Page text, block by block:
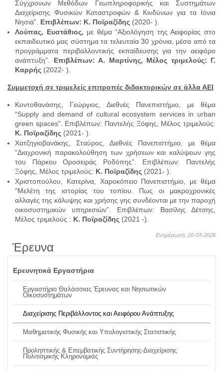
Σύγχρονων Μεθόδων Γεωπληροφορικής και Συστημάτων
Διαχείρισης Φυσικών Καταστροφών & Κινδύνων για τα Ιόνια
Νησιά”. Eπιβλέπων: Κ. Ποϊραζίδης (2020- ).
Λούπας, Ευστάθιος, με θέμα “Αξιολόγηση της Αειφορίας στο
εκπαιδευτικό μας σύστημα τα τελευταία 30 χρόνια, μέσα από τα
προγράμματα περιβαλλοντικής εκπαίδευσης για την αειφόρο
ανάπτυξη”. Επιβλέπων: Α. Μαρτίνης, Mέλος τριμελούς: Γ.
Καρρής (2022- ).
Συμμετοχή σε τριμελείς επιτροπές διδακτορικών σε άλλα ΑΕΙ
Κοντοθανάσης, Γεώργιος, Διεθνές Πανεπιστήμιο, με θέμα
“Supply and demand of cultural ecosystem services in urban
green spaces”. Επιβλέπων: Παντελής Ξόφης, Μέλος τριμελούς:
Κ. Ποϊραζίδης (2021- ).
Χατζηγιοβανάκης, Σταύρος, Διεθνές Πανεπιστήμιο, με θέμα
“Διαχρονική παρακολούθηση των χρήσεων και καλύψεων γης
του Πάρκου Οροσειράς Ροδόπης”. Επιβλέπων: Παντελής
Ξόφης, Μέλος τριμελούς: Κ. Ποϊραζίδης (2021- ).
Χριστοπούλου, Κατερίνα, Χαροκόπειο Πανεπιστήμιο, με θέμα
“Mελέτη της ιστορίας του τοπίου. Πως οι μακροχρονικές
αλλαγές της κάλυψης και χρήσης γης συνδέονται με την παροχή
οικοσυστημικών υπηρεσιών”. Επιβλέπων: Βασίλης Δέτσης,
Μέλος τριμελούς : Κ. Ποϊραζίδης (2021 -).
Ενημέρωση: 20-03-2026
Έρευνα
Ερευνητικά Εργαστήρια
Εργαστήριο Θαλάσσιας Έρευνας και Νησιωτικών
Οικοσυστημάτων
Διαχείρισης Περιβάλλοντος και Αειφόρου Ανάπτυξης
Μαθηματικής Φυσικής και Υπολογιστικής Στατιστικής
Προληπτικής & Επεμβατικής Συντήρησης-Διαχείρισης
Πολιτισμικής Κληρονομιάς